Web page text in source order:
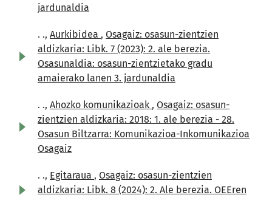
jardunaldia
. ., Aurkibidea , Osagaiz: osasun-zientzien
aldizkaria: Libk. 7 (2023): 2. ale berezia.
Osasunaldia: osasun-zientzietako gradu
amaierako lanen 3. jardunaldia
. ., Ahozko komunikazioak , Osagaiz: osasun-
zientzien aldizkaria: 2018: 1. ale berezia - 28.
Osasun Biltzarra: Komunikazioa-Inkomunikazioa
Osagaiz
. ., Egitaraua , Osagaiz: osasun-zientzien
aldizkaria: Libk. 8 (2024): 2. Ale berezia. OEEren